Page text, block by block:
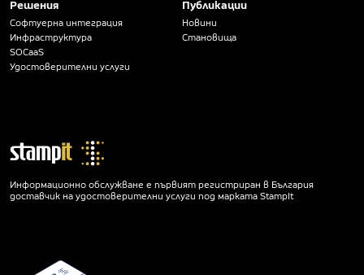
Решения
Софтуерна интеграция
Инфраструктура
SOCaaS
Удостоверителни услуги
Публикации
Новини
Становища
Информационно обслужване е първият регистриран в България
доставчик на удостоверителни услуги под марката StampIt